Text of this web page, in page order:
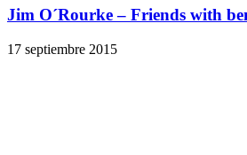
Jim O´Rourke – Friends with
17 septiembre 2015